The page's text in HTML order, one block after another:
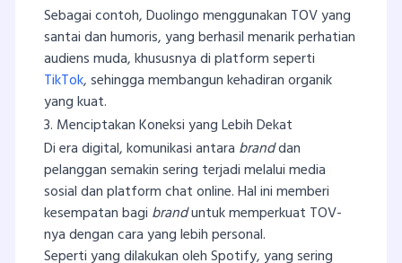
Sebagai contoh, Duolingo menggunakan TOV yang
santai dan humoris, yang berhasil menarik perhatian
audiens muda, khususnya di platform seperti
TikTok, sehingga membangun kehadiran organik
yang kuat.
3. Menciptakan Koneksi yang Lebih Dekat
Di era digital, komunikasi antara branddan
pelanggan semakin sering terjadi melalui media
sosial dan platform chat online. Hal ini memberi
kesempatan bagi branduntuk memperkuat TOV-
nya dengan cara yang lebih personal.
Seperti yang dilakukan oleh Spotify, yang sering